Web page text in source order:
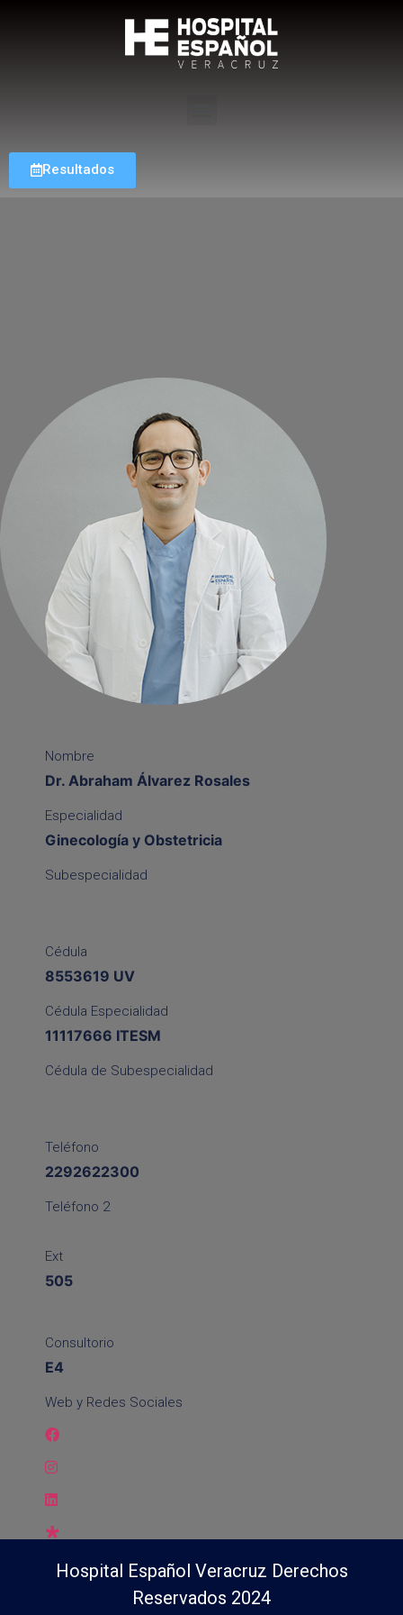
Resultados
Nombre
Dr. Abraham Álvarez Rosales
Especialidad
Ginecología y Obstetricia
Subespecialidad
Cédula
8553619 UV
Cédula Especialidad
11117666 ITESM
Cédula de Subespecialidad
Teléfono
2292622300
Teléfono 2
Ext
505
Consultorio
E4
Web y Redes Sociales
Hospital Español Veracruz Derechos
Reservados 2024